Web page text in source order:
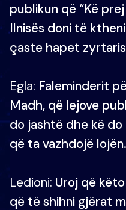
publikun që “Kë
Ilnisës doni të
çaste hapet
Egla: Faleminderit
Madh, që lejove
do jashtë dhe kë
që ta vazhdojë lojën.
Ledioni: Uroj që
që të shihni gjërat